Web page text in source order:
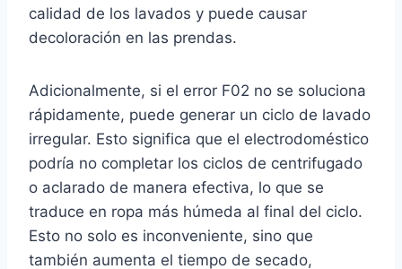
calidad de los lavados y puede causar
decoloración en las prendas.
Adicionalmente, si el error F02 no se soluciona
rápidamente, puede generar un ciclo de lavado
irregular. Esto significa que el electrodoméstico
podría no completar los ciclos de centrifugado
o aclarado de manera efectiva, lo que se
traduce en ropa más húmeda al final del ciclo.
Esto no solo es inconveniente, sino que
también aumenta el tiempo de secado,